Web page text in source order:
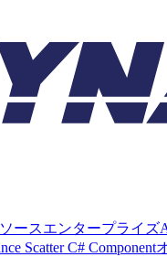
ースエンタープライズ
Scatter C# Component